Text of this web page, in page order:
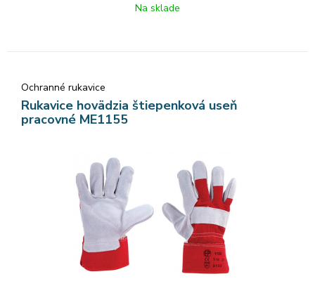
Na sklade
Ochranné rukavice
Rukavice hovädzia štiepenková useň
pracovné ME1155